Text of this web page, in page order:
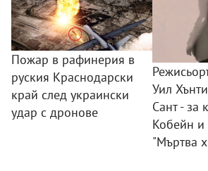
Пожар в рафинерия в
руския Краснодарски
край след украински
удар с дронове
Уил
Сант - за
Кобейн
"Мъртва